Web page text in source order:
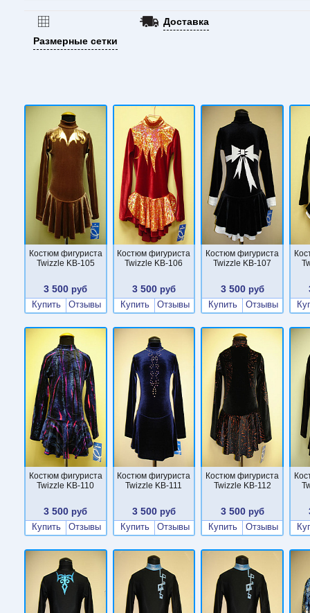
Размерные сетки
Доставка
Костюм фигуриста
Twizzle KB-105
3 500 руб
Купить
Отзывы
Костюм фигуриста
Twizzle KB-106
3 500 руб
Купить
Отзывы
Костюм фигуриста
Twizzle KB-107
3 500руб
Купить
Отзывы
Костюм фигуриста
Twizzle KB-110
3 500 руб
Купить
Отзывы
Костюм фигуриста
Twizzle KB-111
3 500 руб
Купить
Отзывы
Костюм фигуриста
Twizzle KB-112
3 500руб
Купить
Отзывы